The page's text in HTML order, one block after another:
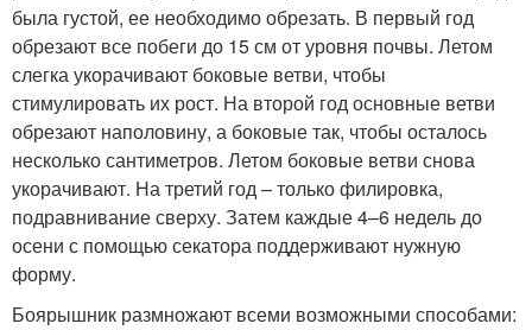
была густой, ее необходимо обрезать. В первый год
обрезают все побеги до 15 см от уровня почвы. Летом
слегка укорачивают боковые ветви, чтобы
стимулировать их рост. На второй год основные ветви
обрезают наполовину, а боковые так, чтобы осталось
несколько сантиметров. Летом боковые ветви снова
укорачивают. На третий год – только филировка,
подравнивание сверху. Затем каждые 4–6 недель до
осени с помощью секатора поддерживают нужную
форму.
Боярышник размножают всеми возможными способами: